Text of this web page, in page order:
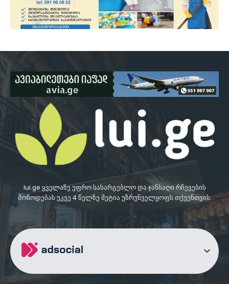
lui.ge ყველაზე უფრო სასარგებლო და ჯანსაღი რჩევების
მოწოდებას უკვე 4 წელზე მეტია უზრუნველყოფს თქვენთვის.